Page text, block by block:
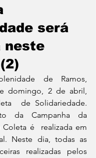
será
neste
de Ramos,
domingo, 2 de abril,
da Campanha da
Coleta é
realizada em
Neste dia, todas as
realizadas pelos